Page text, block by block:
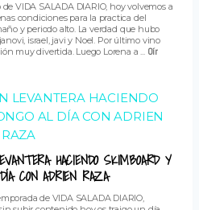
VIDA SALADA DIARIO, hoy volvemos a
condiciones para la practica del
y periodo alto. La verdad que hubo
israel, javi y Noel. Por último vino
muy divertida. Luego Lorena a ... Oír
HACIENDO SKIMBOARD Y
CON ADRIEN RAZA
de VIDA SALADA DIARIO,